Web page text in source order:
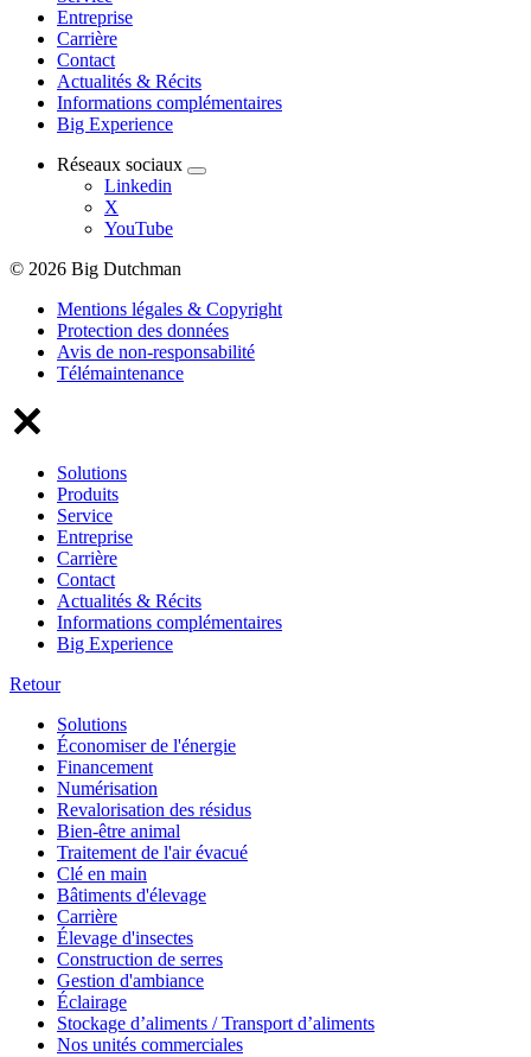
Entreprise
Carrière
Contact
Actualités & Récits
Informations complémentaires
Big Experience
Réseaux sociaux
Linkedin
X
YouTube
© 2026 Big Dutchman
Mentions légales & Copyright
Protection des données
Avis de non-responsabilité
Télémaintenance
Solutions
Produits
Service
Entreprise
Carrière
Contact
Actualités & Récits
Informations complémentaires
Big Experience
Retour
Solutions
Économiser de l'énergie
Financement
Numérisation
Revalorisation des résidus
Bien-être animal
Traitement de l'air évacué
Clé en main
Bâtiments d'élevage
Carrière
Élevage d'insectes
Construction de serres
Gestion d'ambiance
Éclairage
Stockage d’aliments / Transport d’aliments
Nos unités commerciales